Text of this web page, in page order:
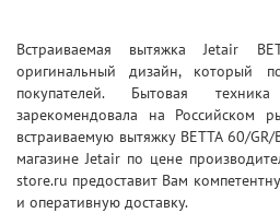
Встраиваемая вытяжка Jetair
оригинальный дизайн, который
покупателей. Бытовая
зарекомендовала на Российском
встраиваемую вытяжку BETTA 60/
магазине Jetair по цене
store.ru предоставит Вам
и оперативную доставку.